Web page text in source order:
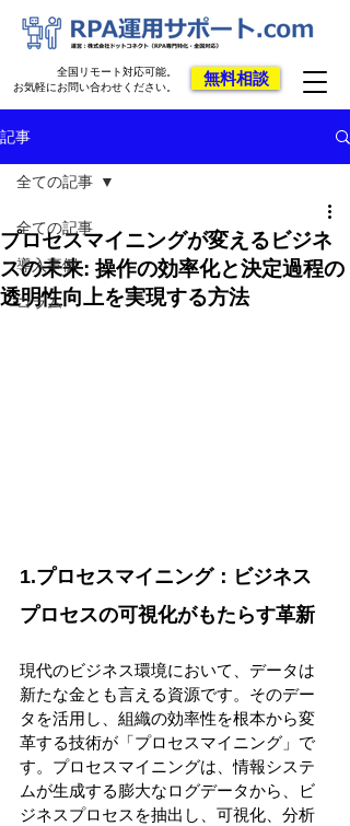
無料相談
全国リモート対応可能。
お気軽にお問い合わせください。
記事
全ての記事
導入事例
コラム
全ての記事
プロセスマイニングが変えるビジネ
スの未来: 操作の効率化と決定過程の
透明性向上を実現する方法
1.プロセスマイニング：ビジネス
プロセスの可視化がもたらす革新
現代のビジネス環境において、データは
新たな金とも言える資源です。そのデー
タを活用し、組織の効率性を根本から変
革する技術が「プロセスマイニング」で
す。プロセスマイニングは、情報システ
ムが生成する膨大なログデータから、ビ
ジネスプロセスを抽出し、可視化、分析